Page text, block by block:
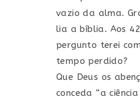
vazio da alma.
lia a bíblia. Aos
pergunto terei
tempo perdido?
Que Deus os
conceda “a